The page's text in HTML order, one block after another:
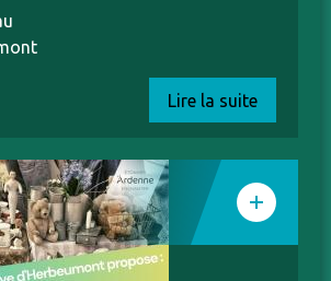
Lire la suite